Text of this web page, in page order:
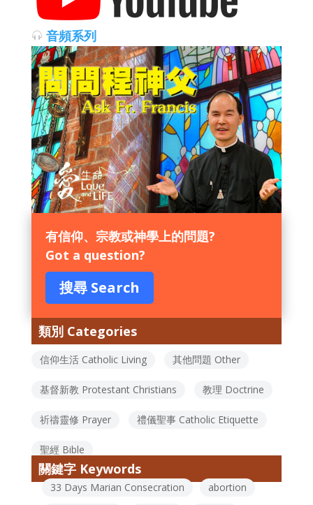
音頻系列
有信仰、宗教或神學上的問題?
Got a question?
搜尋 Search
類別 Categories
信仰生活 Catholic Living 其他問題 Other
基督新教 Protestant Christians 教理 Doctrine
祈禱靈修 Prayer 禮儀聖事 Catholic Etiquette
聖經 Bible
關鍵字 Keywords
33 Days Marian Consecration
abortion